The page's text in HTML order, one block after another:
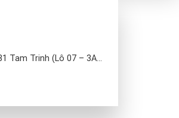
Tam Trinh (Lô 07 – 3A...